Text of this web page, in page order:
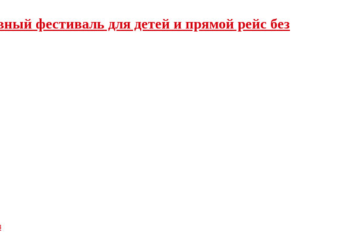
фестиваль для детей и прямой рейс без